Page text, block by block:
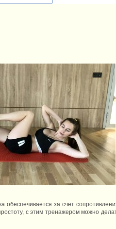
обеспечивается за счет
с этим тренажером можно